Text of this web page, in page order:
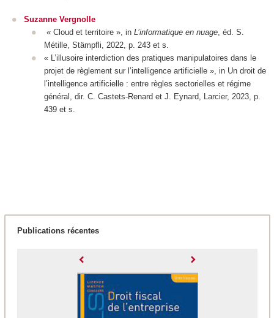
Suzanne Vergnolle
« Cloud et territoire », in L’informatique en nuage, éd. S.
Métille, Stämpfli, 2022, p. 243 et s.
« L’illusoire interdiction des pratiques manipulatoires dans le
projet de règlement sur l’intelligence artificielle », in Un droit de
l’intelligence artificielle : entre règles sectorielles et régime
général
, dir. C. Castets-Renard et J. Eynard, Larcier, 2023, p.
439 et s.
Publications récentes